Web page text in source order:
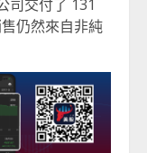
交付了 131
仍然來自非純